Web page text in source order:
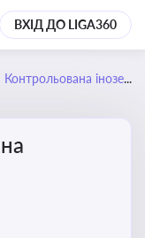
ВХІД ДО LIGA360
Контрольована іноземна компанія (КІК)